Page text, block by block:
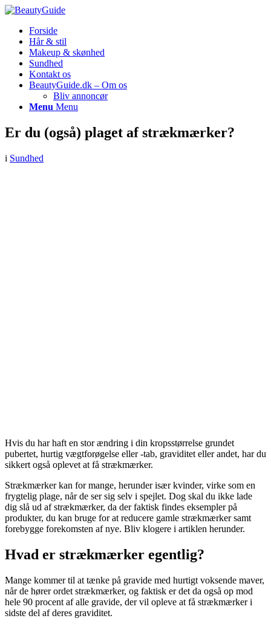
Forside
Hår & stil
Makeup & skønhed
Sundhed
Kontakt os
BeautyGuide.dk – Om os
Bliv annoncør
Menu Menu
Er du (også) plaget af strækmærker?
i Sundhed
Hvis du har haft en stor ændring i din kropsstørrelse grundet
pubertet, hurtig vægtforøgelse eller -tab, graviditet eller andet, har du
sikkert også oplevet at få strækmærker.
Strækmærker kan for mange, herunder især kvinder, virke som en
frygtelig plage, når de ser sig selv i spejlet. Dog skal du ikke lade
dig slå ud af strækmærker, da der faktisk findes eksempler på
produkter, du kan bruge for at reducere gamle strækmærker samt
forebygge forekomsten af nye. Bliv klogere i artiklen herunder.
Hvad er strækmærker egentlig?
Mange kommer til at tænke på gravide med hurtigt voksende maver,
når de hører ordet strækmærker, og faktisk er det da også op mod
hele 90 procent af alle gravide, der vil opleve at få strækmærker i
sidste del af deres graviditet.